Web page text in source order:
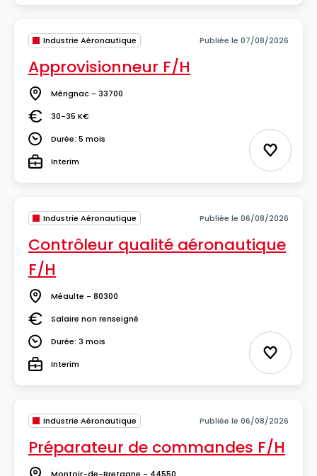
Industrie Aéronautique Publiée le 07/08/2026
Approvisionneur F/H
Lieu Mérignac - 33700
Salaire30-35 K€
DuréeDurée: 5 mois
TypeInterim Ajouter
Industrie Aéronautique Publiée le 06/08/2026
Contrôleur qualité aéronautique
F/H
Lieu Méaulte - 80300
SalaireSalaire non renseigné
DuréeDurée: 3 mois
TypeInterim Ajouter
Industrie Aéronautique Publiée le 06/08/2026
Préparateur de commandes F/H